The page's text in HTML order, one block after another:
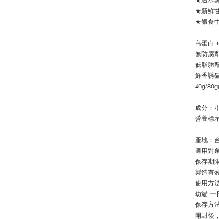
★新鮮
★餵食
高蛋白
無防腐
低脂肪
鮮香誘
40g/
成分：
營養標
產地：
適用對
保存期
製造有
使用方
幼貓 一
保存方
開封後